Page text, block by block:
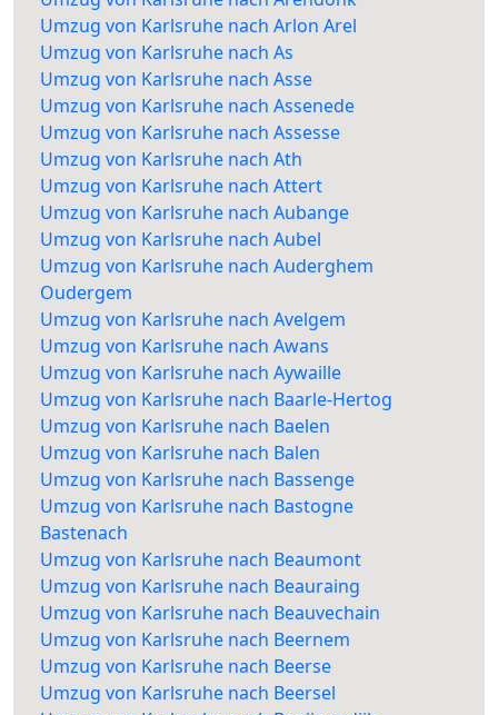
Umzug von Karlsruhe nach Arlon Arel
Umzug von Karlsruhe nach As
Umzug von Karlsruhe nach Asse
Umzug von Karlsruhe nach Assenede
Umzug von Karlsruhe nach Assesse
Umzug von Karlsruhe nach Ath
Umzug von Karlsruhe nach Attert
Umzug von Karlsruhe nach Aubange
Umzug von Karlsruhe nach Aubel
Umzug von Karlsruhe nach Auderghem
Oudergem
Umzug von Karlsruhe nach Avelgem
Umzug von Karlsruhe nach Awans
Umzug von Karlsruhe nach Aywaille
Umzug von Karlsruhe nach Baarle-Hertog
Umzug von Karlsruhe nach Baelen
Umzug von Karlsruhe nach Balen
Umzug von Karlsruhe nach Bassenge
Umzug von Karlsruhe nach Bastogne
Bastenach
Umzug von Karlsruhe nach Beaumont
Umzug von Karlsruhe nach Beauraing
Umzug von Karlsruhe nach Beauvechain
Umzug von Karlsruhe nach Beernem
Umzug von Karlsruhe nach Beerse
Umzug von Karlsruhe nach Beersel